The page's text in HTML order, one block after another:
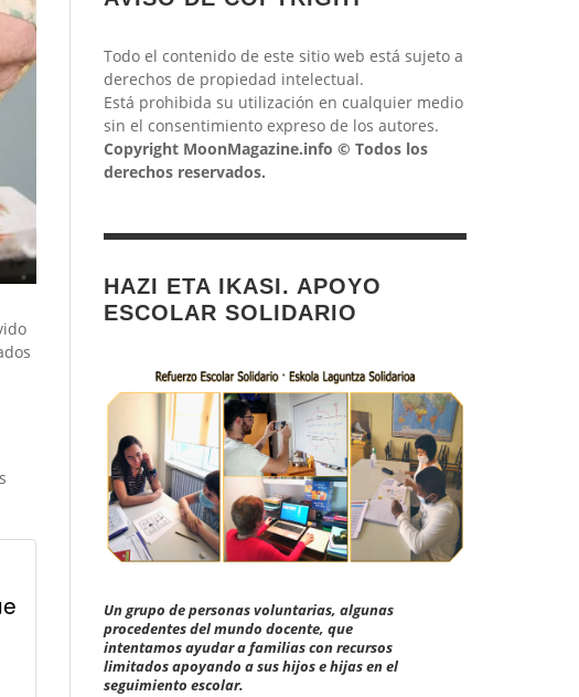
Todo el contenido de este sitio web está sujeto a
derechos de propiedad intelectual.
Está prohibida su utilización en cualquier medio
sin el consentimiento expreso de los autores.
Copyright MoonMagazine.info © Todos los
derechos reservados.
HAZI ETA IKASI. APOYO
ESCOLAR SOLIDARIO
Un grupo de personas voluntarias, algunas
procedentes del mundo docente, que
intentamos ayudar a familias con recursos
limitados apoyando a sus hijos e hijas en el
seguimiento escolar.